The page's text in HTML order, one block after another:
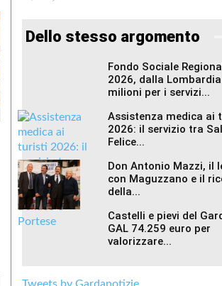
Dello stesso argomento
Fondo Sociale
2026, dalla Lombardia
milioni per i servizi...
Assistenza medica ai
2026: il servizio tra
Felice...
Don Antonio Mazzi, il
con Maguzzano e il
della...
Castelli e pievi del
GAL 74.259 euro per
valorizzare...